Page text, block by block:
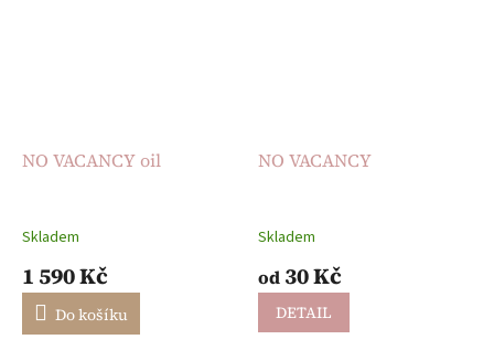
NO VACANCY oil
Skladem
1 590 Kč
Do košíku
NO VACANCY
Skladem
od 30 Kč
DETAIL